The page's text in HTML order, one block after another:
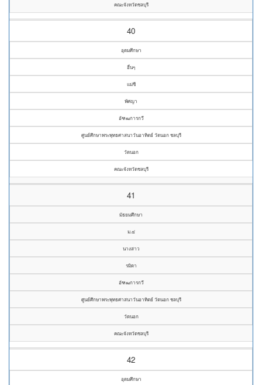
คณะจังหวัดชลบุรี
40
อุดมศึกษา
อื่นๆ
แม่ชี
พัศญา
อัฑฒการกวี
ศูนย์ศึกษาพระพุทธศาสนาวันอาทิตย์ วัดนอก ชลบุรี
วัดนอก
คณะจังหวัดชลบุรี
41
มัธยมศึกษา
ม.๔
นางสาว
รมิดา
อัฑฒการกวี
ศูนย์ศึกษาพระพุทธศาสนาวันอาทิตย์ วัดนอก ชลบุรี
วัดนอก
คณะจังหวัดชลบุรี
42
อุดมศึกษา